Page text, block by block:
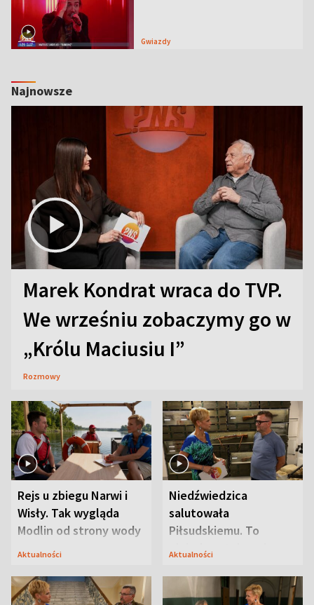
Gwiazdy
Najnowsze
Marek Kondrat wraca do TVP.
We wrześniu zobaczymy go w
„Królu Maciusiu I”
Rozmowy
Rejs u zbiegu Narwi i
Wisły. Tak wygląda
Modlin od strony wody
Aktualności
Niedźwiedzica
salutowała
Piłsudskiemu. To
niejedyna tajemnica
Aktualności